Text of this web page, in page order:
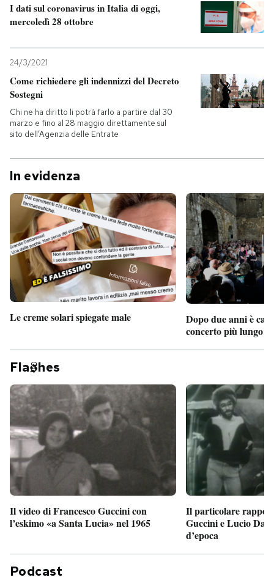
I dati sul coronavirus in Italia di oggi,
mercoledì 28 ottobre
24/3/2021
Come richiedere gli indennizzi del Decreto
Sostegni
Chi ne ha diritto li potrà farlo a partire dal 30
marzo e fino al 28 maggio direttamente sul
sito dell’Agenzia delle Entrate
In evidenza
Le creme solari spiegate male
Dopo due anni è
concerto più lungo
Fla hes
Il video di Francesco Guccini con
l’eskimo «a Santa Lucia» nel 1965
Il particolare
Guccini e Lucio
d’epoca
Podcast